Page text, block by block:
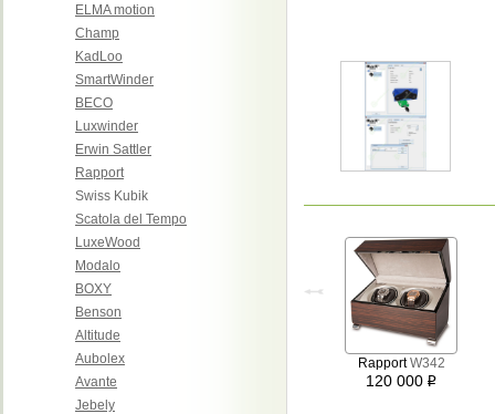
ELMA motion
Champ
KadLoo
SmartWinder
BECO
Luxwinder
Erwin Sattler
Rapport
Swiss Kubik
Scatola del Tempo
LuxeWood
Modalo
BOXY
Benson
Altitude
Aubolex
Avante
Jebely
RapportW342
120 000 i